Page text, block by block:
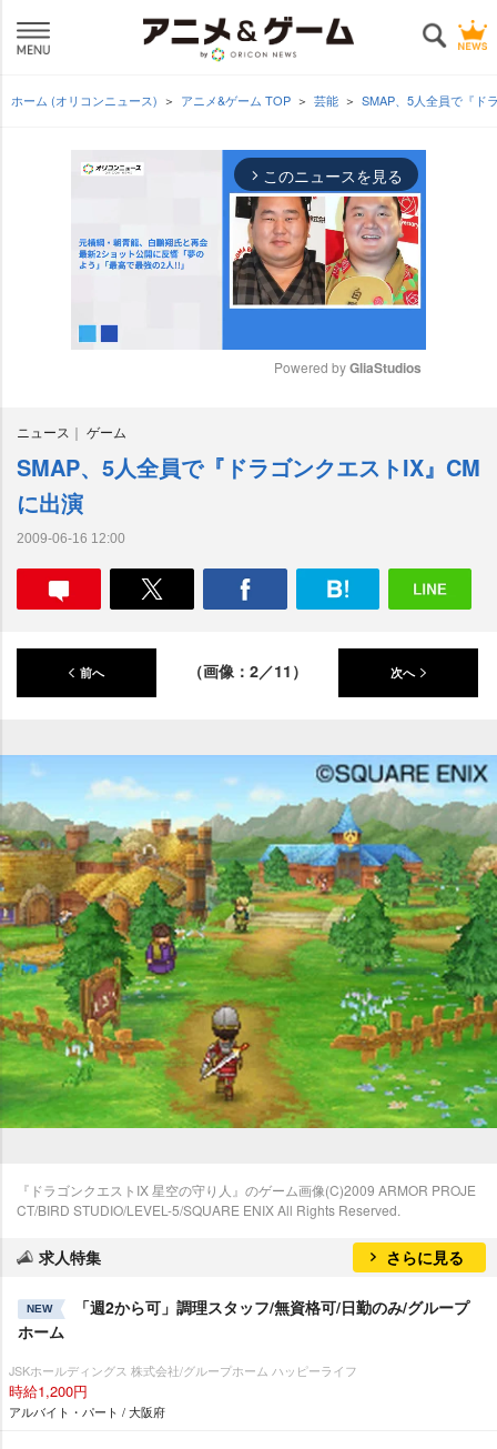
ホーム (オリコンニュース) アニメ&ゲーム TOP 芸能 SMAP、5人全員で『ド
arrow_forward_ios このニュースを見る
e
Powered by GliaStudios
ニュース ゲーム
SMAP、5人全員で『ドラゴンクエストIX』CM
に出演
2009-06-16 12:00
前へ （画像：2／11） 次へ
『ドラゴンクエストIX 星空の守り人』のゲーム画像(C)2009 ARMOR PROJE
CT/BIRD STUDIO/LEVEL-5/SQUARE ENIX All Rights Reserved.
求人特集 さらに見る
NEW
「週2から可」調理スタッフ/無資格可/日勤のみ/グループ
ホーム
JSKホールディングス 株式会社/グループホーム ハッピーライフ
時給1,200円
アルバイト・パート / 大阪府